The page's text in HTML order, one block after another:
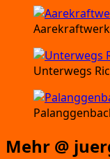
Unterwegs
Mehr @